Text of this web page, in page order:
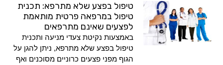
טיפול בפצע שלא מתרפא: תכנית
טיפול במרפאה פרטית מותאמת
לפצעים שאינם מתרפאים
באמצעות נקיטת צעדי מניעה ותכנית
טיפול בפצע שלא מתרפא, ניתן להגן על
הגוף מפני פצעים כרוניים מסוכנים ואף